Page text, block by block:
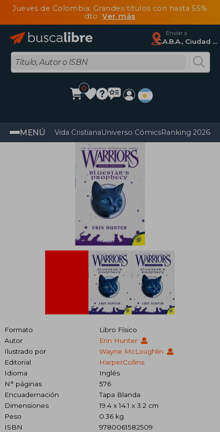
Jueves de Colombia: Grandes títulos con hasta 55%
dtoVer más
Enviar a
C.A.B.A., Ciudad Autónoma De Buenos Aires
0
MENÚ Vida CristianaUniverso CómicsRanking 2026
Formato
Libro Físico
Autor
Erin Hunter
Ilustrado por
Wayne McLoughlin
Editorial
HarperCollins
Idioma
Inglés
N° páginas
576
Encuadernación
Tapa Blanda
Dimensiones
19.4 x 14.1 x 3.2 cm
Peso
0.36 kg.
ISBN
9780061582509